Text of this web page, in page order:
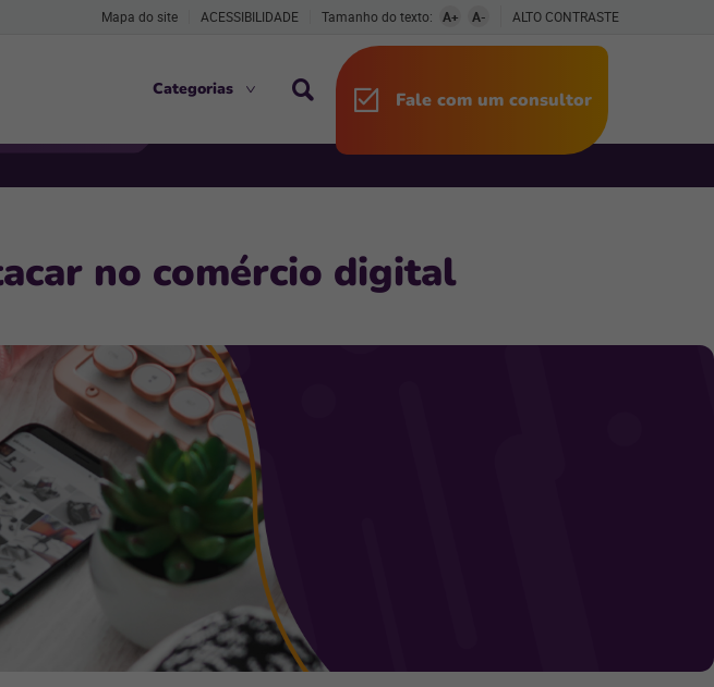
Mapa do site ACESSIBILIDADE Tamanho do texto: A+ A- ALTO CONTRASTE
Categorias Fale com um consultor
no comércio digital